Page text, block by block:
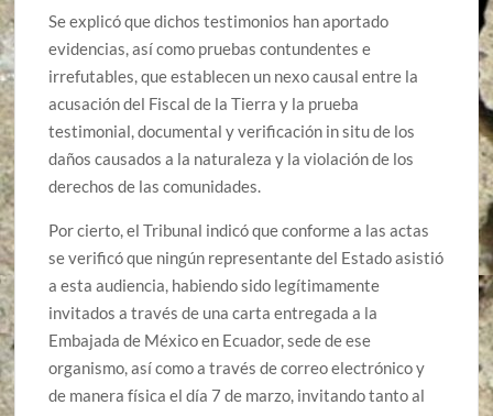
Se explicó que dichos testimonios han aportado
evidencias, así como pruebas contundentes e
irrefutables, que establecen un nexo causal entre la
acusación del Fiscal de la Tierra y la prueba
testimonial, documental y verificación in situ de los
daños causados a la naturaleza y la violación de los
derechos de las comunidades.
Por cierto, el Tribunal indicó que conforme a las actas
se verificó que ningún representante del Estado asistió
a esta audiencia, habiendo sido legítimamente
invitados a través de una carta entregada a la
Embajada de México en Ecuador, sede de ese
organismo, así como a través de correo electrónico y
de manera física el día 7 de marzo, invitando tanto al